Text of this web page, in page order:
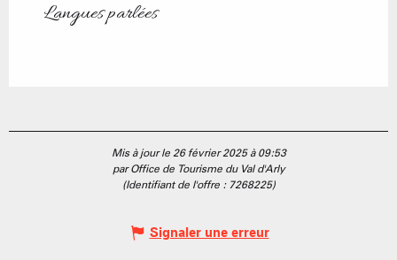
Langues parlées
Langues parlées
Mis à jour le 26 février 2025 à 09:53
par Office de Tourisme du Val d'Arly
(Identifiant de l'offre : 7268225)
Signaler une erreur